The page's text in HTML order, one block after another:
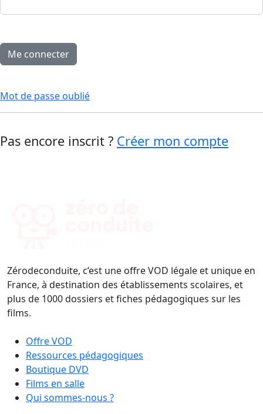
Mot de passe oublié
Pas encore inscrit ? Créer mon compte
Zérodeconduite, c’est une offre VOD légale et unique en
France, à destination des établissements scolaires, et
plus de 1000 dossiers et fiches pédagogiques sur les
films.
Offre VOD
Ressources pédagogiques
Boutique DVD
Films en salle
Qui sommes-nous ?